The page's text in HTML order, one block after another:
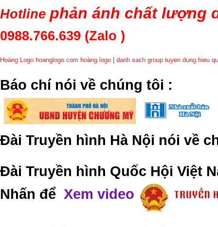
Hotline phản ánh chất lượng
0988.766.639 (Zalo )
Hoàng Logo hoanglogo.com hoàng logo danh sach group tuyen dung hieu
​Báo chí nói về chúng tôi :
Đài Truyền hình Hà Nội nói về
Đài Truyền hình Quốc Hội Việt
Nhấn để Xem video